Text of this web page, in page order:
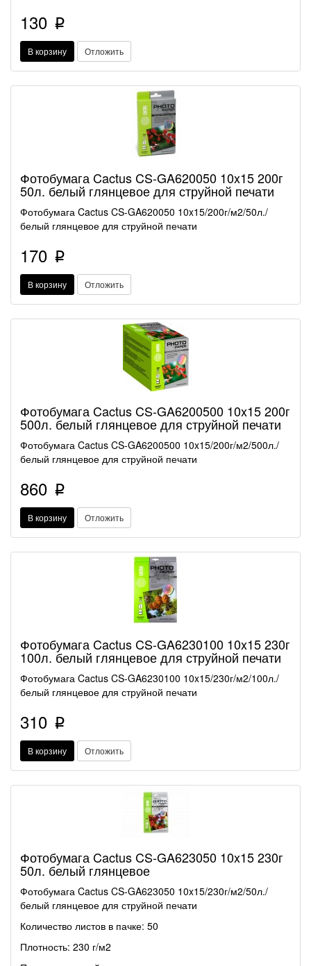
130 p
В корзину Отложить
Фотобумага Cactus CS-GA620050 10x15 200г
50л. белый глянцевое для струйной печати
Фотобумага Cactus CS-GA620050 10x15/200г/м2/50л./
белый глянцевое для струйной печати
170 p
В корзину Отложить
Фотобумага Cactus CS-GA6200500 10x15 200г
500л. белый глянцевое для струйной печати
Фотобумага Cactus CS-GA6200500 10x15/200г/м2/500л./
белый глянцевое для струйной печати
860 p
В корзину Отложить
Фотобумага Cactus CS-GA6230100 10x15 230г
100л. белый глянцевое для струйной печати
Фотобумага Cactus CS-GA6230100 10x15/230г/м2/100л./
белый глянцевое для струйной печати
310 p
В корзину Отложить
Фотобумага Cactus CS-GA623050 10x15 230г
50л. белый глянцевое
Фотобумага Cactus CS-GA623050 10x15/230г/м2/50л./
белый глянцевое для струйной печати
Количество листов в пачке: 50
Плотность: 230 г/м2